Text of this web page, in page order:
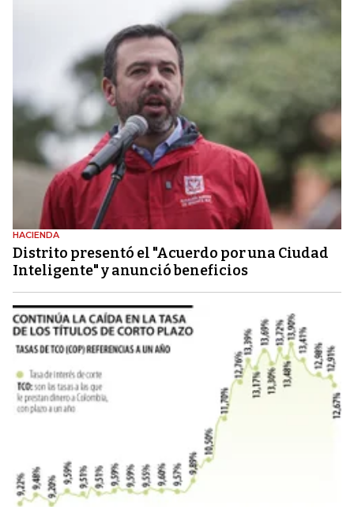
HACIENDA
Distrito presentó el "Acuerdo por una Ciudad
Inteligente" y anunció beneficios